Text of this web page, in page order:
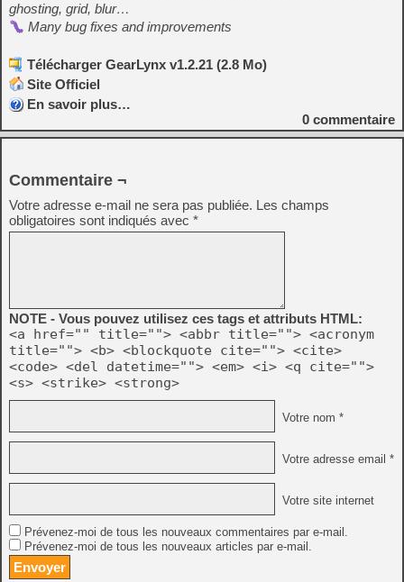
ghosting, grid, blur…
Many bug fixes and improvements
Télécharger GearLynx v1.2.21 (2.8 Mo)
Site Officiel
En savoir plus…
0 commentaire
Commentaire ¬
Votre adresse e-mail ne sera pas publiée. Les champs
obligatoires sont indiqués avec *
NOTE - Vous pouvez utilisez ces tags et attributs HTML:
<a href="" title=""> <abbr title=""> <acronym
title=""> <b> <blockquote cite=""> <cite>
<code> <del datetime=""> <em> <i> <q cite="">
<s> <strike> <strong>
Votre nom *
Votre adresse email *
Votre site internet
Prévenez-moi de tous les nouveaux commentaires par e-mail.
Prévenez-moi de tous les nouveaux articles par e-mail.